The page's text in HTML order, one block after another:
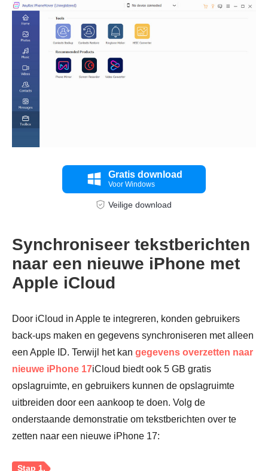
Stap 3.
Gratis download
Voor Windows
Veilige download
Synchroniseer tekstberichten
naar een nieuwe iPhone met
Apple iCloud
Door iCloud in Apple te integreren, konden gebruikers
back-ups maken en gegevens synchroniseren met alleen
een Apple ID. Terwijl het kan gegevens overzetten naar
nieuwe iPhone 17iCloud biedt ook 5 GB gratis
opslagruimte, en gebruikers kunnen de opslagruimte
uitbreiden door een aankoop te doen. Volg de
onderstaande demonstratie om tekstberichten over te
zetten naar een nieuwe iPhone 17: